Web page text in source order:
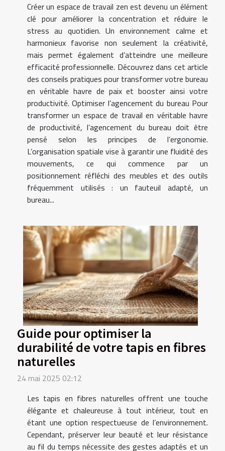
Créer un espace de travail zen est devenu un élément
clé pour améliorer la concentration et réduire le
stress au quotidien. Un environnement calme et
harmonieux favorise non seulement la créativité,
mais permet également d’atteindre une meilleure
efficacité professionnelle. Découvrez dans cet article
des conseils pratiques pour transformer votre bureau
en véritable havre de paix et booster ainsi votre
productivité. Optimiser l’agencement du bureau Pour
transformer un espace de travail en véritable havre
de productivité, l’agencement du bureau doit être
pensé selon les principes de l’ergonomie.
L’organisation spatiale vise à garantir une fluidité des
mouvements, ce qui commence par un
positionnement réfléchi des meubles et des outils
fréquemment utilisés : un fauteuil adapté, un
bureau...
Guide pour optimiser la
durabilité de votre tapis en fibres
naturelles
24 mai 2025 02:12
Les tapis en fibres naturelles offrent une touche
élégante et chaleureuse à tout intérieur, tout en
étant une option respectueuse de l’environnement.
Cependant, préserver leur beauté et leur résistance
au fil du temps nécessite des gestes adaptés et un